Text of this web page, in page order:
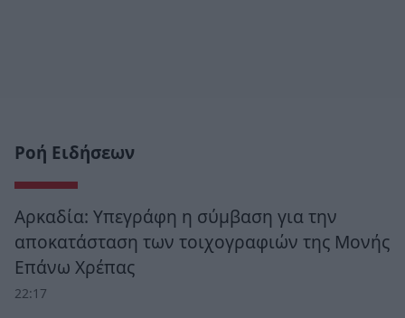
Ροή Ειδήσεων
Αρκαδία: Υπεγράφη η σύμβαση για την
αποκατάσταση των τοιχογραφιών της Μονής
Επάνω Χρέπας
22:17